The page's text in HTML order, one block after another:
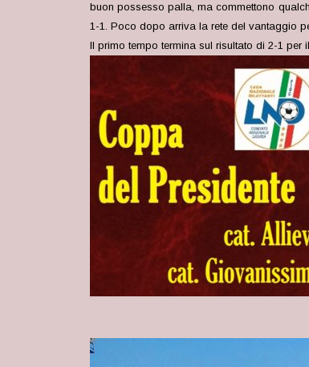
buon possesso palla, ma commettono
1-1. Poco dopo arriva la rete del vantaggio
Il primo tempo termina sul risultato di 2-1 per